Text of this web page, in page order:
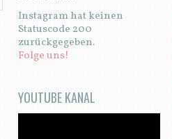
Instagram hat keinen
Statuscode 200
zurückgegeben.
Folge uns!
YOUTUBE KANAL